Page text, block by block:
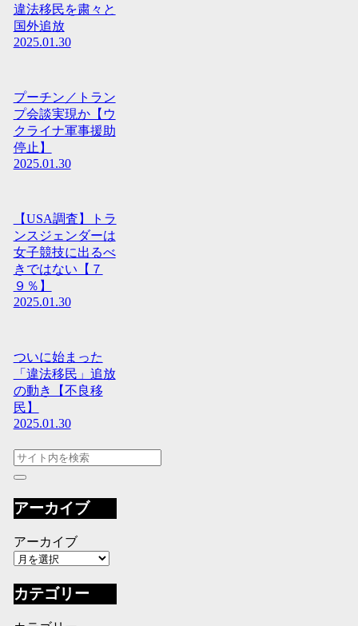
違法移民を粛々と
国外追放
2025.01.30
プーチン／トラン
プ会談実現か【ウ
クライナ軍事援助
停止】
2025.01.30
【USA調査】トラ
ンスジェンダーは
女子競技に出るべ
きではない【７
９％】
2025.01.30
ついに始まった
「違法移民」追放
の動き【不良移
民】
2025.01.30
アーカイブ
アーカイブ
カテゴリー